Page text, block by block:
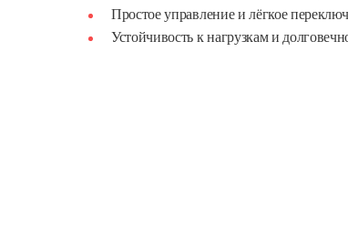
Простое управление и лёгкое
Устойчивость к нагрузкам и